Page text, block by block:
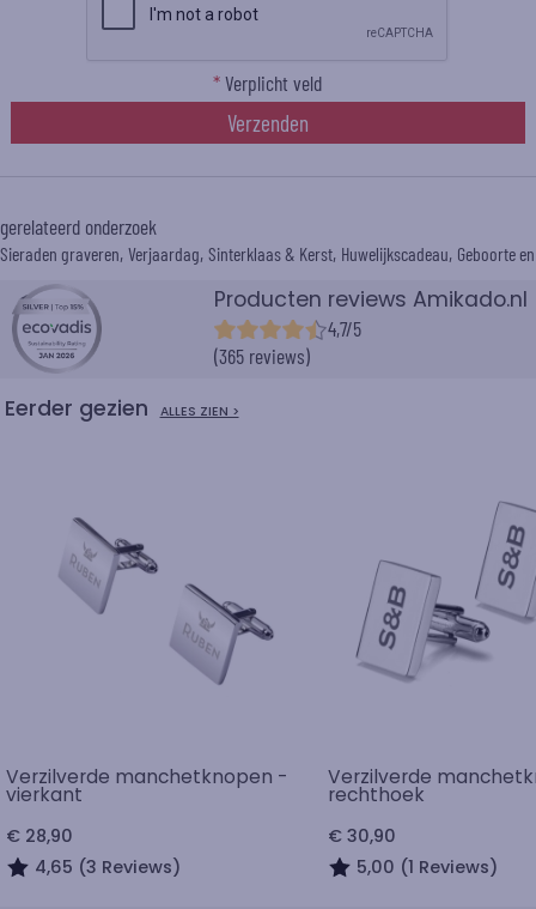
*Verplicht veld
Verzenden
gerelateerd onderzoek
Sieraden graveren Verjaardag Sinterklaas & Kerst Huwelijkscadeau Geboorte
Producten reviews Amikado.nl
4,7/5
(365 reviews)
Eerder gezien ALLES ZIEN >
Verzilverde manchetknopen -
vierkant
€ 28,90
4,65 (3 Reviews)
Verzilverde
rechthoek
€ 30,90
5,00 (1 Reviews)